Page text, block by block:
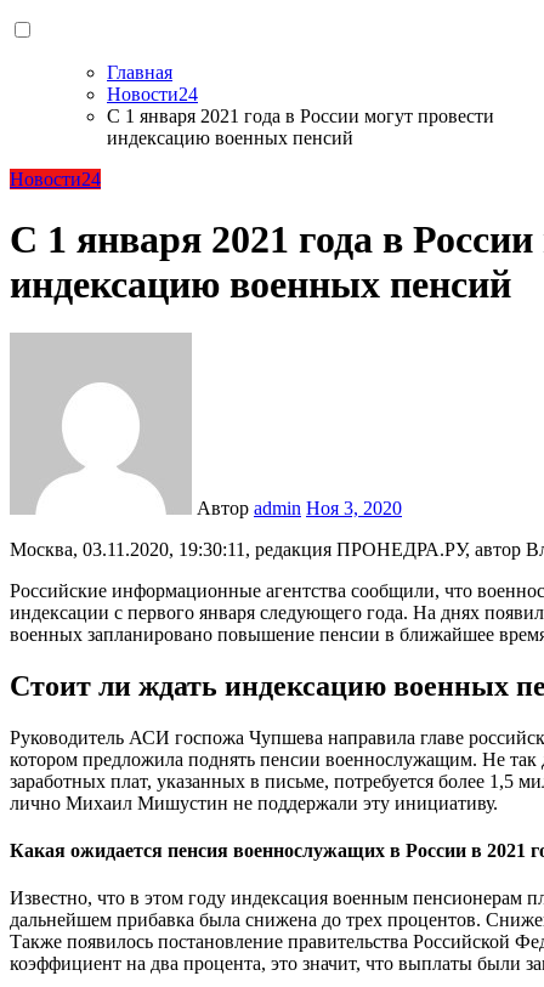
Главная
Новости24
С 1 января 2021 года в России могут провести
индексацию военных пенсий
Новости24
С 1 января 2021 года в
индексацию военных пенсий
Автор admin Ноя 3, 2020
Москва, 03.11.2020, 19:30:11, редакция ПРОНЕДРА.РУ, автор
Российские информационные агентства сообщили, что
индексации с первого января следующего года. На днях
военных запланировано повышение пенсии в ближайшее
Стоит ли ждать индексацию военных
Руководитель АСИ госпожа Чупшева направила главе
котором предложила поднять пенсии военнослужащим. Не так
заработных плат, указанных в письме, потребуется более 1,5
лично Михаил Мишустин не поддержали эту инициативу.
Какая ожидается пенсия военнослужащих в России в 2021
Известно, что в этом году индексация военным пенсионерам
дальнейшем прибавка была снижена до трех процентов.
Также появилось постановление правительства Российской
коэффициент на два процента, это значит, что выплаты были